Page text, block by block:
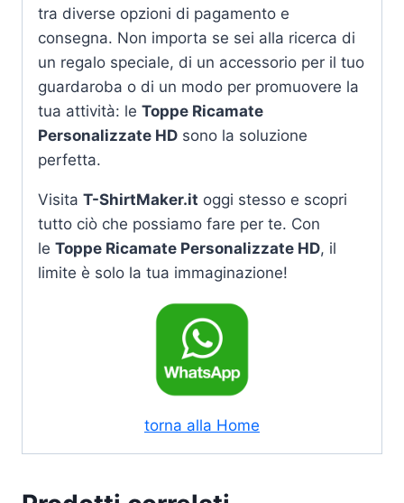
tra diverse opzioni di pagamento e
consegna. Non importa se sei alla ricerca di
un regalo speciale, di un accessorio per il tuo
guardaroba o di un modo per promuovere la
tua attività: le Toppe Ricamate
Personalizzate HD sono la soluzione
perfetta.
Visita T-ShirtMaker.it oggi stesso e scopri
tutto ciò che possiamo fare per te. Con
le Toppe Ricamate Personalizzate HD, il
limite è solo la tua immaginazione!
torna alla Home